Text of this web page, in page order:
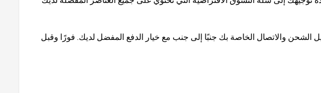
الشحن والاتصال الخاصة بك جنبًا إلى جنب مع خيار الدفع المفضل لديك. فورًا وقبل